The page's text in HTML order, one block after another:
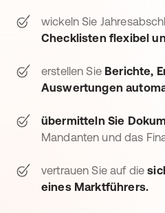
wickeln Sie
Checklisten flexibel
erstellen Sie Berichte,
Auswertungen
übermitteln Sie
Mandanten und das
vertrauen Sie auf die
eines Marktführers.